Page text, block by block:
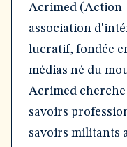
Acrimed
association
lucratif, fondée
médias né du
Acrimed
savoirs
savoirs militants